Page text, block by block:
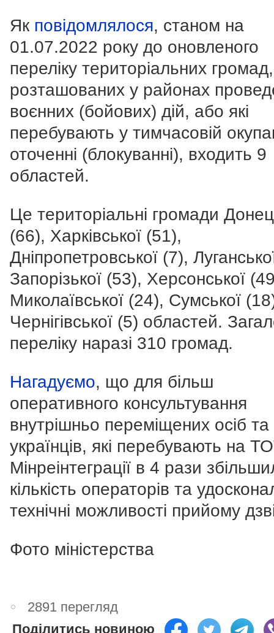
Як повідомлялося, станом на
01.07.2022 року до оновленого
переліку територіальних громад,
розташованих у районах
воєнних (бойових) дій, або які
перебувають у тимчасовій
оточенні (блокуванні), входить 9
областей.
Це територіальні громади
(66), Харківської (51),
Дніпропетровської (7),
Запорізької (53), Херсонської
Миколаївської (24), Сумської
Чернігівської (5) областей.
переліку наразі 310 громад.
Нагадуємо, що для більш
оперативного консультування
внутрішньо переміщених осіб та
українців, які перебувають на
Мінреінтеграції в 4 рази
кількість операторів та
технічні можливості прийому
Фото міністерства
2891 перегляд
Поділитись новиною